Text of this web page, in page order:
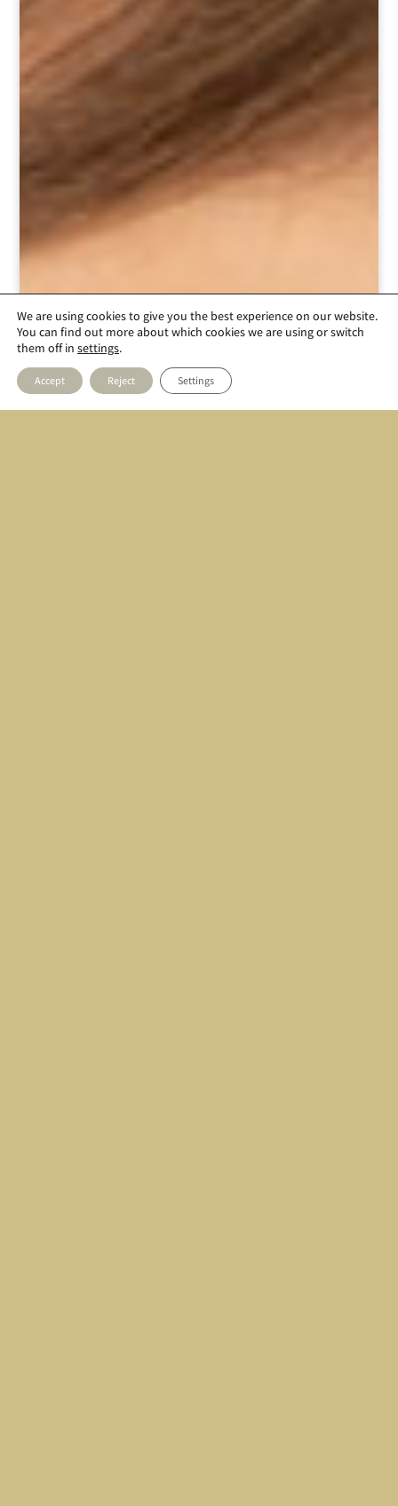
We are using cookies to give you the best experience on our website.
You can find out more about which cookies we are using or switch
them off in settings.
Accept Reject Settings